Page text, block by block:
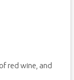
red wine, and